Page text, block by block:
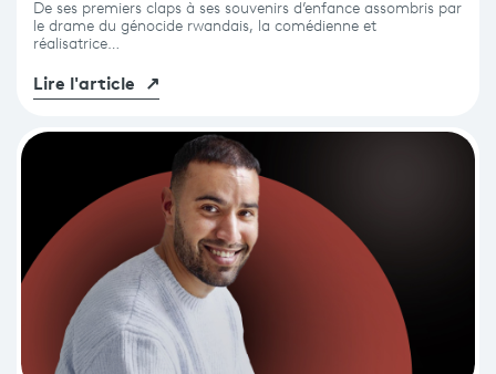
De ses premiers claps à ses souvenirs d’enfance assombris par
le drame du génocide rwandais, la comédienne et
réalisatrice…
Lire l'article ↗